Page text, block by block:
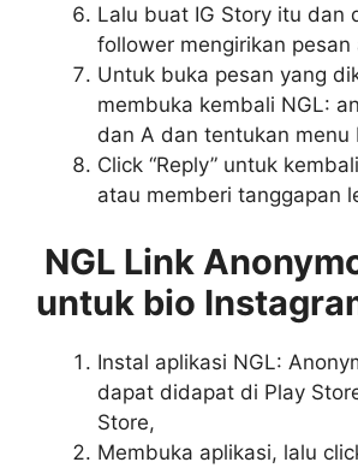
Lalu buat IG Story itu dan
follower mengirikan pesan
Untuk buka pesan yang
membuka kembali NGL:
dan A dan tentukan menu
Click “Reply” untuk
atau memberi tanggapan
NGL Link
untuk bio
Instal aplikasi NGL:
dapat didapat di Play
Store,
Membuka aplikasi, lalu